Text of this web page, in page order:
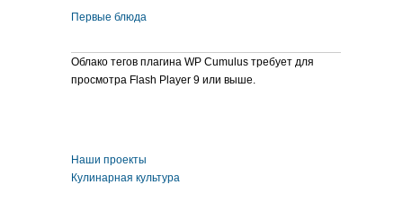
Первые блюда
Облако тегов плагина WP Cumulus требует для
просмотра Flash Player 9 или выше.
Наши проекты
Кулинарная культура